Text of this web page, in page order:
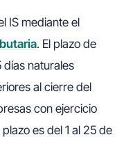
IS mediante el
. El plazo de
días naturales
al cierre del
con ejercicio
es del 1 al 25 de